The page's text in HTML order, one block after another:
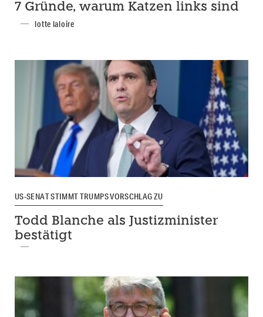
7 Gründe, warum Katzen links sind
lotte laloire
US-SENAT STIMMT TRUMPS VORSCHLAG ZU
Todd Blanche als Justizminister
bestätigt